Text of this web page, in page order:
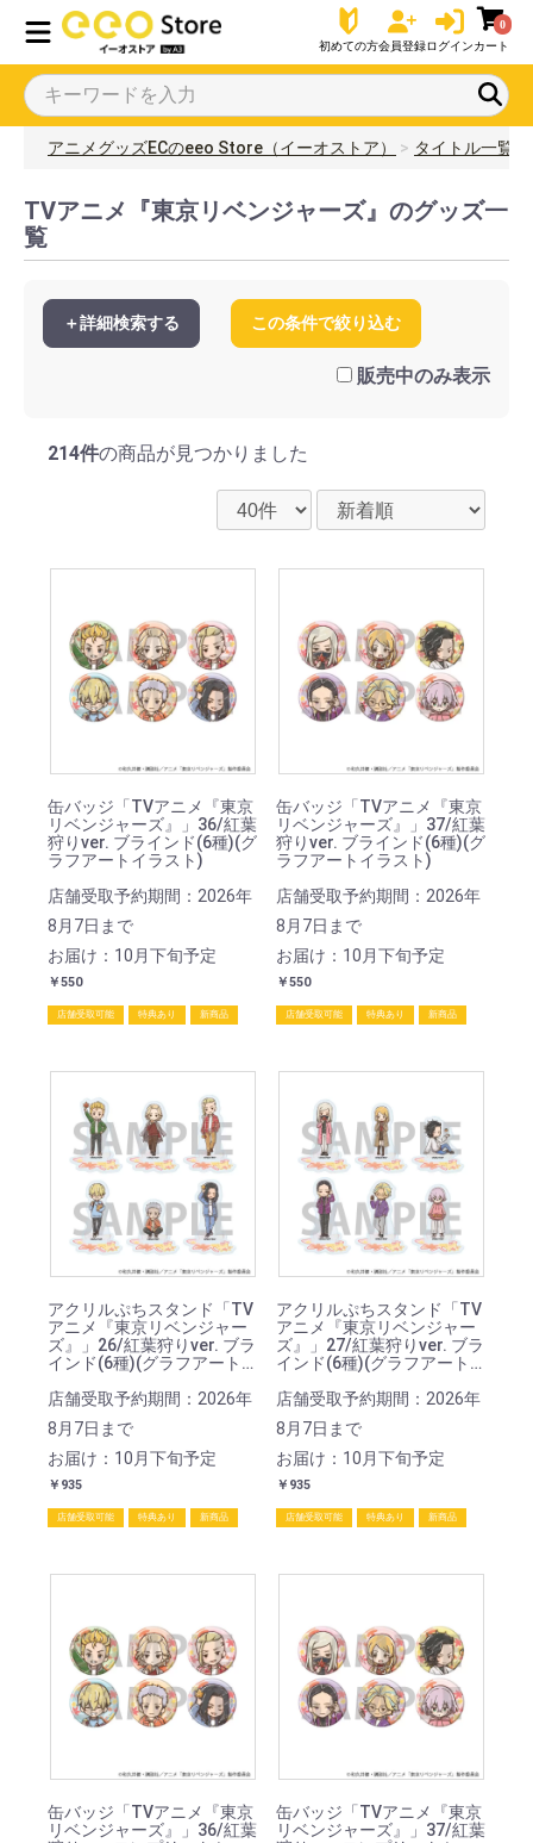
初めての方会員登録ログイン
0
カート
アニメグッズECのeeo Store（イーオストア） タイトル一覧
TVアニメ『東京リベンジャーズ』のグッズ一
覧
＋詳細検索する この条件で絞り込む
販売中のみ表示
214件の商品が見つかりました
缶バッジ「TVアニメ『東京
リベンジャーズ』」36/紅葉
狩りver. ブラインド(6種)(グ
ラフアートイラスト)
店舗受取予約期間：2026年
8月7日まで
お届け：10月下旬予定
￥550
店舗受取可能 特典あり 新商品
缶バッジ「TVアニメ『東京
リベンジャーズ』」37/紅葉
狩りver. ブラインド(6種)(グ
ラフアートイラスト)
店舗受取予約期間：2026年
8月7日まで
お届け：10月下旬予定
￥550
店舗受取可能 特典あり 新商品
アクリルぷちスタンド「TV
アニメ『東京リベンジャー
ズ』」26/紅葉狩りver. ブラ
インド(6種)(グラフアート
店舗受取予約期間：2026年
8月7日まで
お届け：10月下旬予定
￥935
店舗受取可能 特典あり 新商品
アクリルぷちスタンド「TV
アニメ『東京リベンジャー
ズ』」27/紅葉狩りver. ブラ
インド(6種)(グラフアート
店舗受取予約期間：2026年
8月7日まで
お届け：10月下旬予定
￥935
店舗受取可能 特典あり 新商品
缶バッジ「TVアニメ『東京
リベンジャーズ』」36/紅葉
缶バッジ「TVアニメ『東京
リベンジャーズ』」37/紅葉